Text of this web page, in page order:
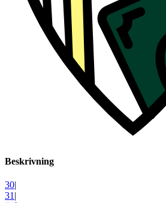
Beskrivning
30|
31 |